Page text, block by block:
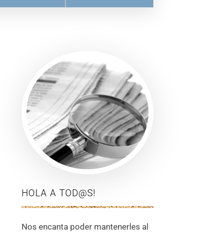
HOLA A TOD@S!
Nos encanta poder mantenerles al